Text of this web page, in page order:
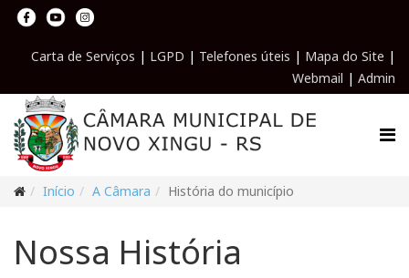
Carta de Serviços | LGPD | Telefones úteis | Mapa do Site |
Webmail | Admin
Início A Câmara História do município
Nossa História